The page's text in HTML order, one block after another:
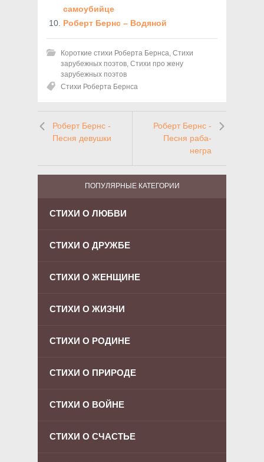
самоубийце
Роберт Бернс – Водяной
Короткие стихи Роберта Бернса, Стихи
зарубежных поэтов, Стихи про жену
зарубежных поэтов
Стихи Роберта Бернса
Роберт Бернс -
Песня девушки
Роберт Бернс -
Песня раба-
негра
ПОПУЛЯРНЫЕ КАТЕГОРИИ
СТИХИ О ЛЮБВИ
СТИХИ О ДРУЖБЕ
СТИХИ О ЖЕНЩИНЕ
СТИХИ О ЖИЗНИ
СТИХИ О РОДИНЕ
СТИХИ О ПРИРОДЕ
СТИХИ О ВОЙНЕ
СТИХИ О СЧАСТЬЕ